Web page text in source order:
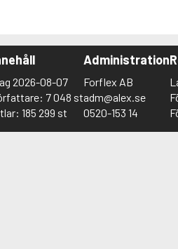
2026-08-07
7 048 st
185 299 st
Administration
Forflex AB
adm@alex.se
0520-153 14